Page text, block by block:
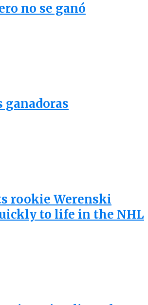
no se ganó
ganadoras
rookie Werenski
to life in the NHL